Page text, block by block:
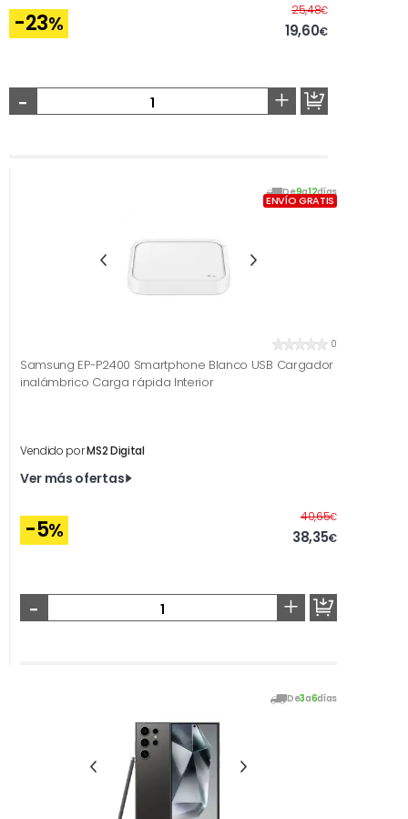
-23%
25,48€Antes
19,60€
- +
De9a12días
ENVÍO GRATIS
0
Samsung EP-P2400 Smartphone Blanco USB Cargador
inalámbrico Carga rápida Interior
Vendido porMS2 Digital
Ver más ofertas
-5%
40,65€Antes
38,35€
- +
De3a6días